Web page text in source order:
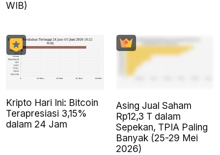
WIB)
Kripto Hari Ini: Bitcoin
Terapresiasi 3,15%
dalam 24 Jam
Asing Jual Saham
Rp12,3 T dalam
Sepekan, TPIA Paling
Banyak (25-29 Mei
2026)